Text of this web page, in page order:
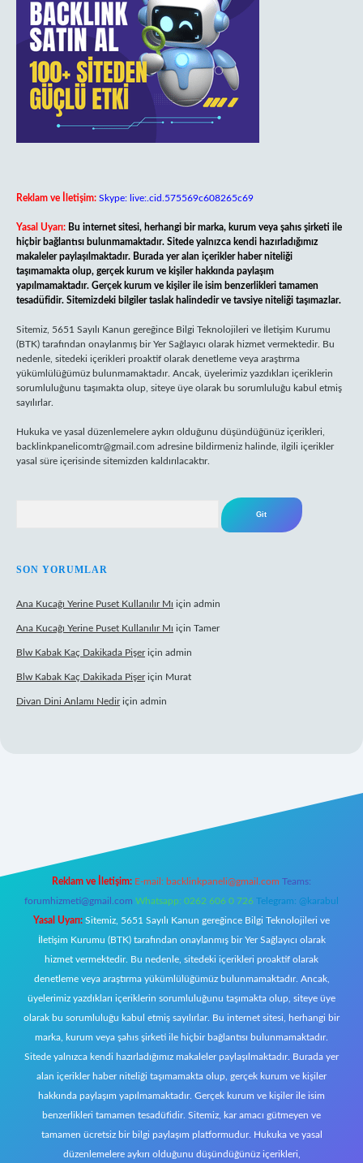
Reklam ve İletişim: Skype: live:.cid.575569c608265c69
Yasal Uyarı: Bu internet sitesi, herhangi bir marka, kurum veya şahıs şirketi ile
hiçbir bağlantısı bulunmamaktadır. Sitede yalnızca kendi hazırladığımız
makaleler paylaşılmaktadır. Burada yer alan içerikler haber niteliği
taşımamakta olup, gerçek kurum ve kişiler hakkında paylaşım
yapılmamaktadır. Gerçek kurum ve kişiler ile isim benzerlikleri tamamen
tesadüfidir. Sitemizdeki bilgiler taslak halindedir ve tavsiye niteliği taşımazlar.
Sitemiz, 5651 Sayılı Kanun gereğince Bilgi Teknolojileri ve İletişim Kurumu
(BTK) tarafından onaylanmış bir Yer Sağlayıcı olarak hizmet vermektedir. Bu
nedenle, sitedeki içerikleri proaktif olarak denetleme veya araştırma
yükümlülüğümüz bulunmamaktadır. Ancak, üyelerimiz yazdıkları içeriklerin
sorumluluğunu taşımakta olup, siteye üye olarak bu sorumluluğu kabul etmiş
sayılırlar.
Hukuka ve yasal düzenlemelere aykırı olduğunu düşündüğünüz içerikleri,
backlinkpanelicomtr@gmail.com adresine bildirmeniz halinde, ilgili içerikler
yasal süre içerisinde sitemizden kaldırılacaktır.
SON YORUMLAR
Ana Kucağı Yerine Puset Kullanılır Mı için admin
Ana Kucağı Yerine Puset Kullanılır Mı için Tamer
Blw Kabak Kaç Dakikada Pişeriçin admin
Blw Kabak Kaç Dakikada Pişeriçin Murat
Divan Dini Anlamı Nediriçin admin
Reklam ve İletişim: E-mail: backlinkpaneli@gmail.com Teams:
forumhizmeti@gmail.com Whatsapp: 0262 606 0 726 Telegram: @karabul
Yasal Uyarı: Sitemiz, 5651 Sayılı Kanun gereğince Bilgi Teknolojileri ve
İletişim Kurumu (BTK) tarafından onaylanmış bir Yer Sağlayıcı olarak
hizmet vermektedir. Bu nedenle, sitedeki içerikleri proaktif olarak
denetleme veya araştırma yükümlülüğümüz bulunmamaktadır. Ancak,
üyelerimiz yazdıkları içeriklerin sorumluluğunu taşımakta olup, siteye üye
olarak bu sorumluluğu kabul etmiş sayılırlar. Bu internet sitesi, herhangi bir
marka, kurum veya şahıs şirketi ile hiçbir bağlantısı bulunmamaktadır.
Sitede yalnızca kendi hazırladığımız makaleler paylaşılmaktadır. Burada yer
alan içerikler haber niteliği taşımamakta olup, gerçek kurum ve kişiler
hakkında paylaşım yapılmamaktadır. Gerçek kurum ve kişiler ile isim
benzerlikleri tamamen tesadüfidir. Sitemiz, kar amacı gütmeyen ve
tamamen ücretsiz bir bilgi paylaşım platformudur. Hukuka ve yasal
düzenlemelere aykırı olduğunu düşündüğünüz içerikleri,